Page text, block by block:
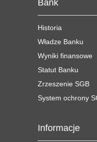
Bank
Historia
Władze Banku
Wyniki finansowe
Statut Banku
Zrzeszenie SGB
System ochrony
Informacje